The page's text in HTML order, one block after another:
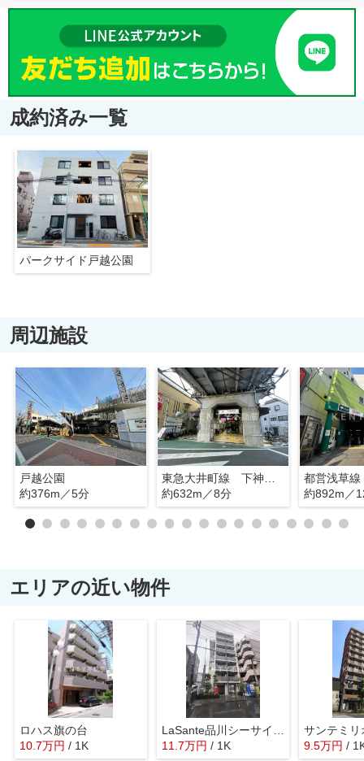
成約済み一覧
パークサイド戸越公園
周辺施設
戸越公園
約376m／5分
約632m／8分
都営浅草
約892m／
エリアの近い物件
ロハス旗の台
10.7万円 / 1K
11.7万円 / 1K 9.5万円 /